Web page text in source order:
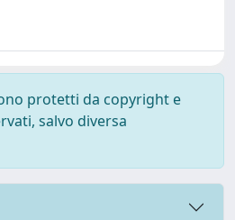
protetti da copyright e
salvo diversa